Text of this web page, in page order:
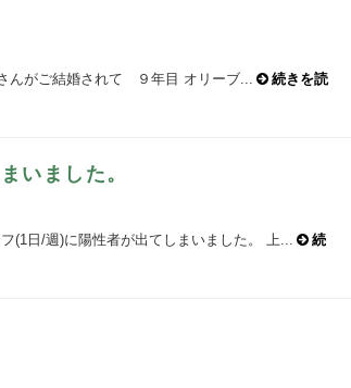
んがご結婚されて ９年目 オリーブ...
続きを読
いました。
(1日/週)に陽性者が出てしまいました。 上...
続